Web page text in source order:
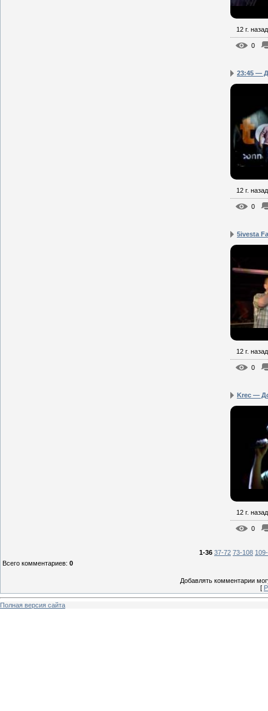
12 г. назад
0
23:45 —
12 г. назад
0
5ivesta
12 г. назад
0
Krec —
12 г. назад
0
1-36 37-72 73-108
Всего комментариев: 0
Добавлять комментарии
[
Полная версия сайта